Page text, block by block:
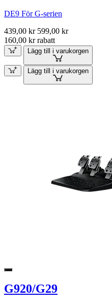
DE9 För G-serien
439,00 kr 599,00 kr
160,00 kr rabatt
Lägg till i varukorgen
Lägg till i varukorgen
G920/G29